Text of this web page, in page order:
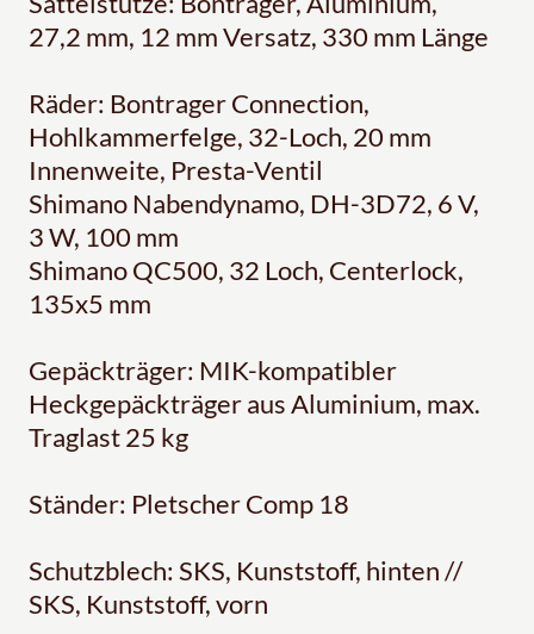
27,2 mm, 12 mm Versatz, 330 mm Länge
Räder: Bontrager Connection,
Hohlkammerfelge, 32-Loch, 20 mm
Innenweite, Presta-Ventil
Shimano Nabendynamo, DH-3D72, 6 V,
3 W, 100 mm
Shimano QC500, 32 Loch, Centerlock,
135x5 mm
Gepäckträger: MIK-kompatibler
Heckgepäckträger aus Aluminium, max.
Traglast 25 kg
Ständer: Pletscher Comp 18
Schutzblech: SKS, Kunststoff, hinten //
SKS, Kunststoff, vorn